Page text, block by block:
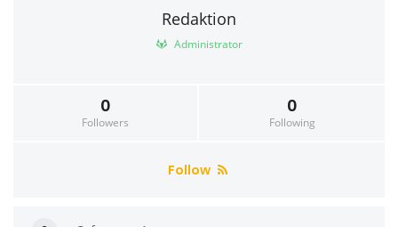
Redaktion
Administrator
0
Followers
0
Following
Follow